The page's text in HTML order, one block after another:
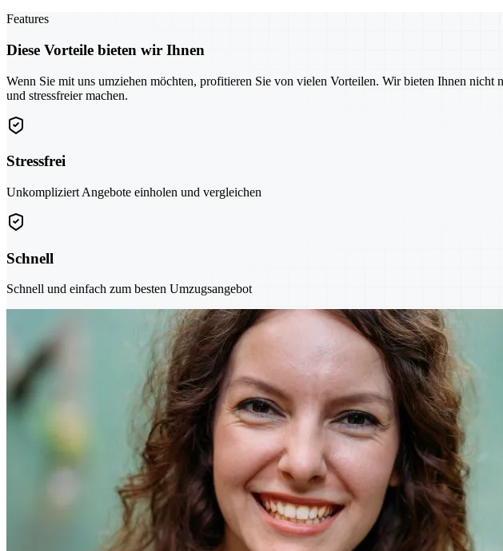
Features
Diese Vorteile bieten wir Ihnen
Wenn Sie mit uns umziehen möchten, profitieren Sie von vielen Vorteilen. Wir bieten Ihnen
und stressfreier machen.
Stressfrei
Unkompliziert Angebote einholen und vergleichen
Schnell
Schnell und einfach zum besten Umzugsangebot